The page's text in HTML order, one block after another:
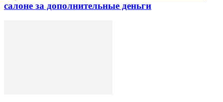
салоне за дополнительные деньги